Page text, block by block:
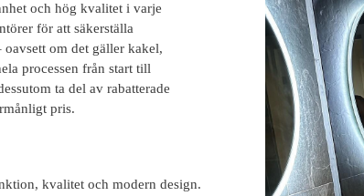
och hög kvalitet i varje
för att säkerställa
om det gäller kakel,
processen från start till
ta del av rabatterade
pris.
kvalitet och modern design.